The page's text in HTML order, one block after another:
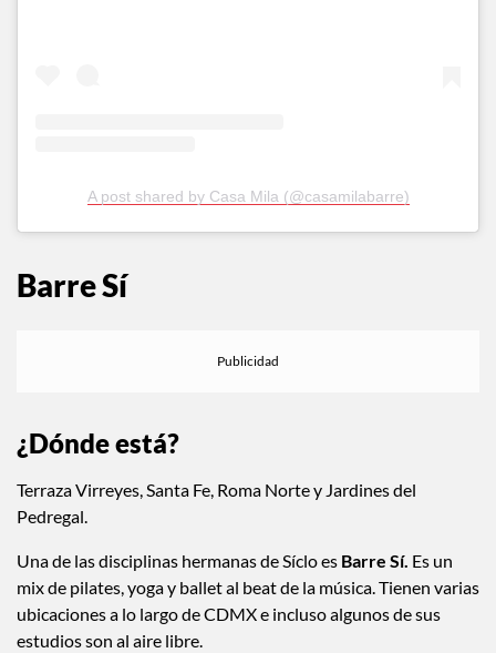
A post shared by Casa Mila (@casamilabarre)
Barre Sí
¿Dónde está?
Terraza Virreyes, Santa Fe, Roma Norte y Jardines del
Pedregal.
Una de las disciplinas hermanas de Síclo es Barre Sí. Es un
mix de pilates, yoga y ballet al beat de la música. Tienen varias
ubicaciones a lo largo de CDMX e incluso algunos de sus
estudios son al aire libre.